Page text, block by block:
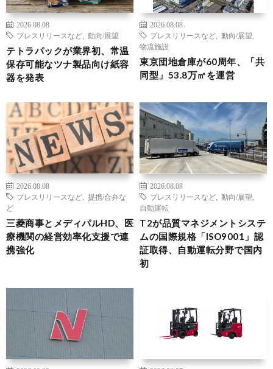
2026.08.08
プレスリリースなど
動向/展望
テトラパックが業界初、常温
保存可能なツナ製品向け紙容
器を発表
2026.08.08
プレスリリースなど
動向/展望
物流施設
東京団地倉庫が60周年、「共
同型」53.8万㎡を運営
2026.08.08
プレスリリースなど
提携/合弁な
ど
三菱商事とメディパルHD、医
療機関の経営効率化支援で連
携強化
2026.08.08
プレスリリースなど
動向/展望
自動運転
T2が品質マネジメントシステ
ムの国際規格「ISO9001」認
証取得、自動運転分野で国内
初